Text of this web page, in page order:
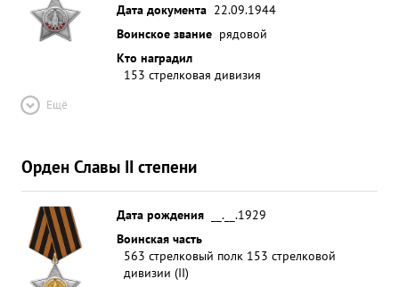
Дата документа 22.09.1944
Воинское звание рядовой
Кто наградил
153 стрелковая дивизия
Ещё
Орден Славы II степени
Дата рождения
__.__.1929
Воинская часть
563 стрелковый полк 153 стрелковой
дивизии (II)